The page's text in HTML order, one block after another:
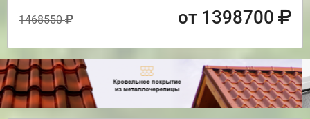
1468550 от 1398700